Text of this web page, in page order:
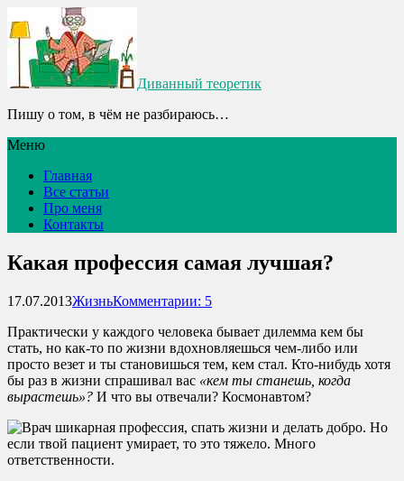
Диванный теоретик
Пишу о том, в чём не разбираюсь…
Меню
Главная
Все статьи
Про меня
Контакты
Какая профессия самая лучшая?
17.07.2013ЖизньКомментарии: 5
Практически у каждого человека бывает дилемма кем бы
стать, но как-то по жизни вдохновляешься чем-либо или
просто везет и ты становишься тем, кем стал. Кто-нибудь хотя
бы раз в жизни спрашивал вас «кем ты станешь, когда
вырастешь»? И что вы отвечали? Космонавтом?